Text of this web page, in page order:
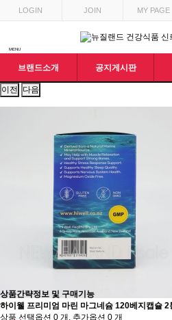
LOGIN JOIN MY PAGE
MENU
브랜드소개 공지게시판
이전 다음
상품간략정보 및 구매기능
하이웰 프리미엄 마린 마그네슘 120베지캡슐 2
상품 선택옵션 0 개, 추가옵션 0 개